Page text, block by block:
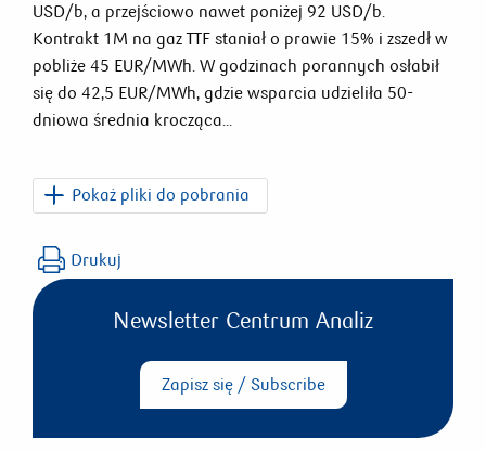
USD/b, a przejściowo nawet poniżej 92 USD/b.
Kontrakt 1M na gaz TTF staniał o prawie 15% i zszedł w
pobliże 45 EUR/MWh. W godzinach porannych osłabił
się do 42,5 EUR/MWh, gdzie wsparcia udzieliła 50-
dniowa średnia krocząca...
Pokaż pliki do pobrania
PKO_Surowce_flash_2026_04_08.pdf
Drukuj
Newsletter Centrum Analiz
Zapisz się / Subscribe